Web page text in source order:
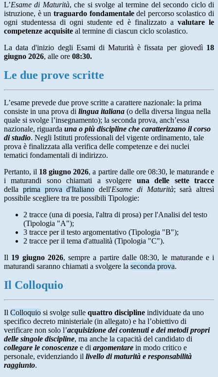
L’Esame di Maturità, che si svolge al termine del secondo ciclo di
istruzione, è un traguardo fondamentaledel percorso scolastico di
ogni studentessa di ogni studente ed è finalizzato a valutare le
competenze acquisite al termine di ciascun ciclo scolastico.
La data d'inizio degli Esami di Maturità è fissata per giovedì 18
giugno 2026, alle ore 08:30.
Le due prove scritte
L’esame prevede due prove scritte a carattere nazionale: la prima
consiste in una prova di lingua italiana (o della diversa lingua nella
quale si svolge l’insegnamento); la seconda prova, anch’essa
nazionale, riguarda una o più discipline che caratterizzano il corso
di studio. Negli Istituti professionali del vigente ordinamento, tale
prova è finalizzata alla verifica delle competenze e dei nuclei
tematici fondamentali di indirizzo.
Pertanto, il 18 giugno 2026, a partire dalle ore 08:30, le maturande e
i maturandi sono chiamati a svolgere una delle sette tracce
della prima prova d'Italiano dell'Esame di Maturità; sarà altresì
possibile scegliere tra tre possibili Tipologie:
2 tracce (una di poesia, l'altra di prosa) per l'Analisi del testo
(Tipologia "A");
3 tracce per il testo argomentativo (Tipologia "B");
2 tracce per il tema d'attualità (Tipologia "C").
Il 19 giugno 2026, sempre a partire dalle 08:30, le maturande e i
maturandi saranno chiamati a svolgere la seconda prova.
Il Colloquio
Il Colloquio si svolge sulle quattro discipline individuate da uno
specifico decreto ministeriale (in allegato) e ha l’obiettivo di
verificare non solo l’acquisizione dei contenuti e dei metodi propri
delle singole discipline, ma anche la capacità del candidato di
collegare le conoscenze e di argomentare in modo critico e
personale, evidenziando il livello di maturità e responsabilità
raggiunto.